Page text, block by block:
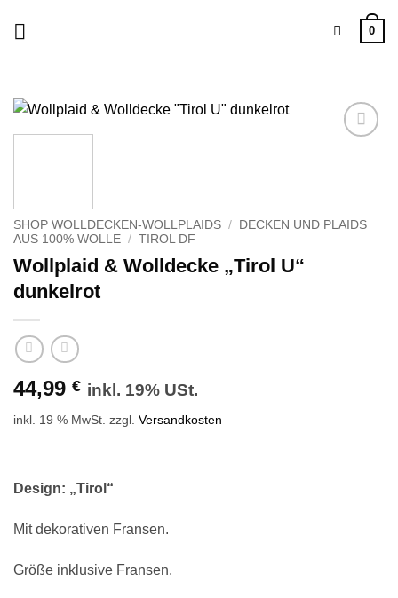
0
SHOP WOLLDECKEN-WOLLPLAIDS /
DECKEN UND PLAIDS
AUS 100% WOLLE / TIROL DF
Wollplaid & Wolldecke „Tirol U“
dunkelrot
44,99 € inkl. 19% USt.
inkl. 19 % MwSt. zzgl. Versandkosten
Design: „Tirol“
Mit dekorativen Fransen.
Größe inklusive Fransen.